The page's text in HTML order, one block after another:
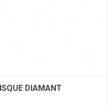
DIAMANT